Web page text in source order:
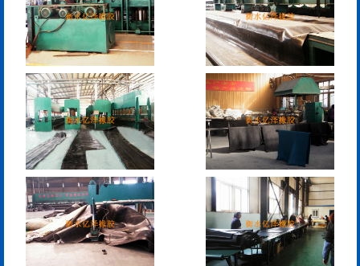
缩缝
模数式160、240、320伸
缩缝
SF梳型伸缩缝
L型桥梁伸缩缝 Z型桥梁伸缩缝